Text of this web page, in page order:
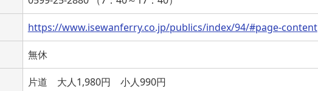
https://www.isewanferry.co.jp/publics/index/94/#page-content
無休
片道 大人1,980円 小人990円